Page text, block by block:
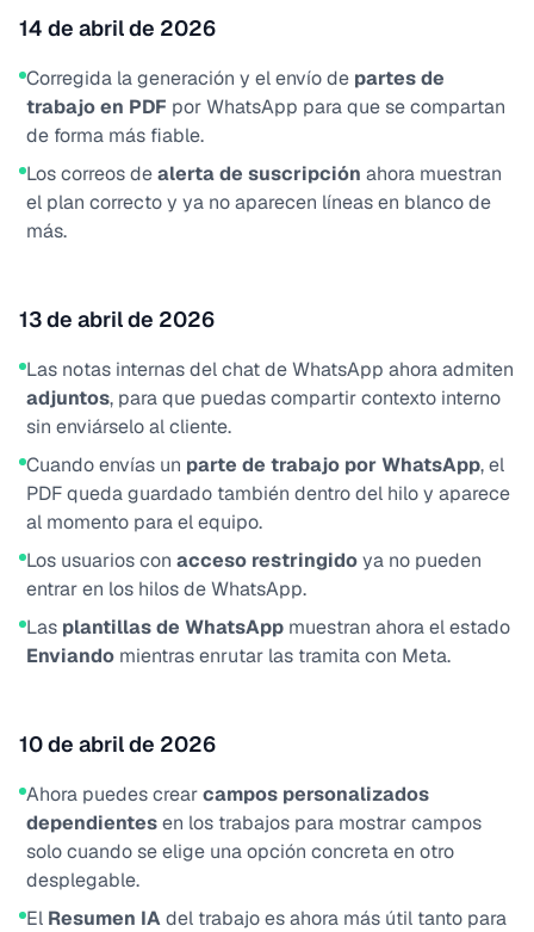
14 de abril de 2026
Corregida la generación y el envío de partes de
trabajo en PDF por WhatsApp para que se compartan
de forma más fiable.
Los correos dealerta de suscripción ahora muestran
el plan correcto y ya no aparecen líneas en blanco de
más.
13 de abril de 2026
Las notas internas del chat de WhatsApp ahora admiten
adjuntos, para que puedas compartir contexto interno
sin enviárselo al cliente.
Cuando envías un parte de trabajo por WhatsApp, el
PDF queda guardado también dentro del hilo y aparece
al momento para el equipo.
Los usuarios con acceso restringidoya no pueden
entrar en los hilos de WhatsApp.
Las plantillas de WhatsApp muestran ahora el estado
Enviando mientras enrutar las tramita con Meta.
10 de abril de 2026
Ahora puedes crearcampos personalizados
dependientesen los trabajos para mostrar campos
solo cuando se elige una opción concreta en otro
desplegable.
El Resumen IAdel trabajo es ahora más útil tanto para